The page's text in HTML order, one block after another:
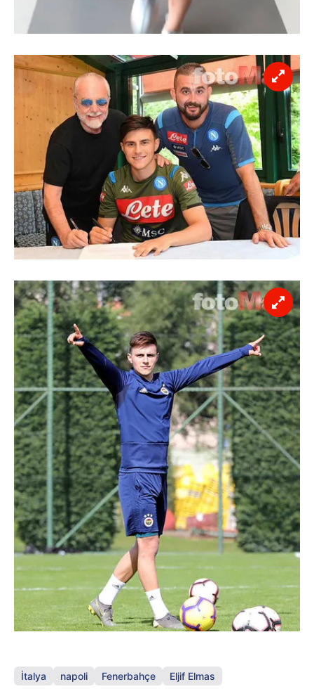
İtalya napoli Fenerbahçe Eljif Elmas